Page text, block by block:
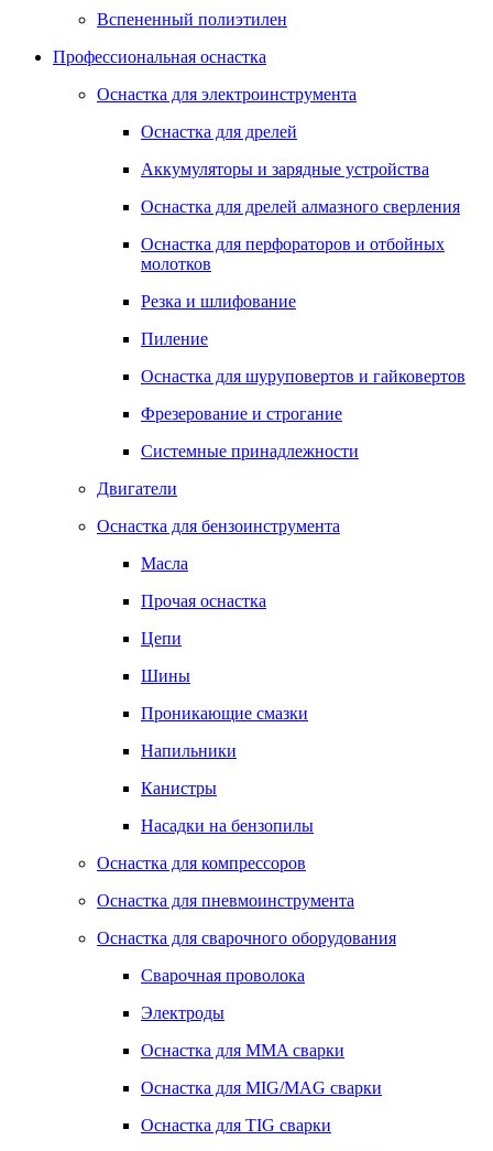
Вспененный полиэтилен
Профессиональная оснастка
Оснастка для электроинструмента
Оснастка для дрелей
Аккумуляторы и зарядные устройства
Оснастка для дрелей алмазного сверления
Оснастка для перфораторов и отбойных
молотков
Резка и шлифование
Пиление
Оснастка для шуруповертов и гайковертов
Фрезерование и строгание
Системные принадлежности
Двигатели
Оснастка для бензоинструмента
Масла
Прочая оснастка
Цепи
Шины
Проникающие смазки
Напильники
Канистры
Насадки на бензопилы
Оснастка для компрессоров
Оснастка для пневмоинструмента
Оснастка для сварочного оборудования
Сварочная проволока
Электроды
Оснастка для MMA сварки
Оснастка для MIG/MAG сварки
Оснастка для TIG сварки